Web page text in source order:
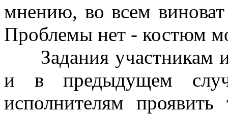
мнению, во всем
Проблемы нет - костюм
Задания участникам
и в предыдущем
исполнителям